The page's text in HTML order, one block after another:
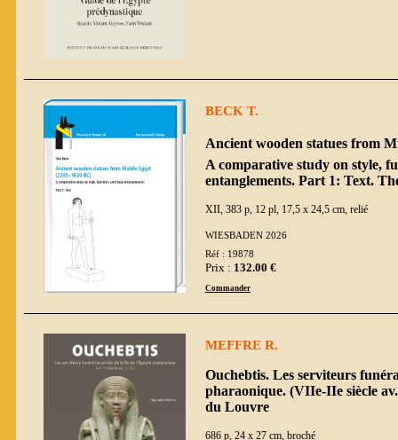
BECK T.
Ancient wooden statues from
A comparative study on style,
entanglements. Part 1: Text.
XII, 383 p, 12 pl, 17,5 x 24,5 cm, relié
WIESBADEN 2026
Réf : 19878
Prix : 132.00 €
Commander
MEFFRE R.
Ouchebtis. Les serviteurs
pharaonique. (VIIe-IIe siècle
du Louvre
686 p, 24 x 27 cm, broché